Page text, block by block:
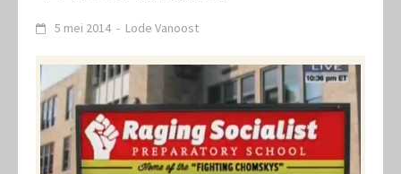
5 mei 2014 - Lode Vanoost